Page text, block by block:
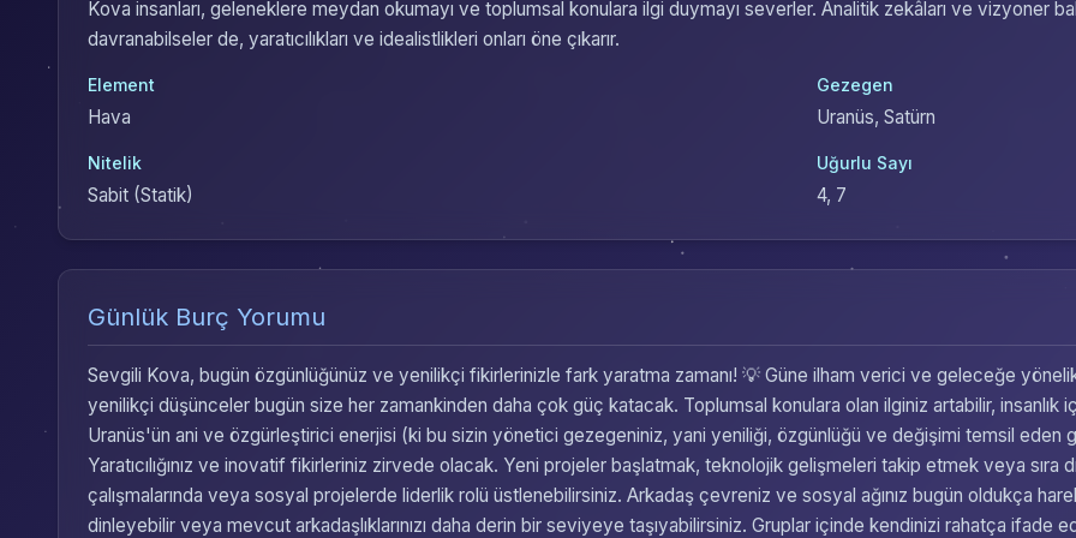
Kova insanları, geleneklere meydan okumayı ve toplumsal konulara ilgi duymayı severler. Analitik zekâları ve vizyoner
davranabilseler de, yaratıcılıkları ve idealistlikleri onları öne çıkarır.
Element
Hava
Gezegen
Uranüs, Satürn
Nitelik
Sabit (Statik)
Uğurlu Sayı
4, 7
Günlük Burç Yorumu
Sevgili Kova, bugün özgünlüğünüz ve yenilikçi fikirlerinizle fark yaratma zamanı! 💡 Güne ilham verici ve geleceğe
yenilikçi düşünceler bugün size her zamankinden daha çok güç katacak. Toplumsal konulara olan ilginiz artabilir,
Uranüs'ün ani ve özgürleştirici enerjisi (ki bu sizin yönetici gezegeniniz, yani yeniliği, özgünlüğü ve değişimi temsil eden
Yaratıcılığınız ve inovatif fikirleriniz zirvede olacak. Yeni projeler başlatmak, teknolojik gelişmeleri takip etmek veya sıra
çalışmalarında veya sosyal projelerde liderlik rolü üstlenebilirsiniz. Arkadaş çevreniz ve sosyal ağınız bugün oldukça
dinleyebilir veya mevcut arkadaşlıklarınızı daha derin bir seviyeye taşıyabilirsiniz. Gruplar içinde kendinizi rahatça